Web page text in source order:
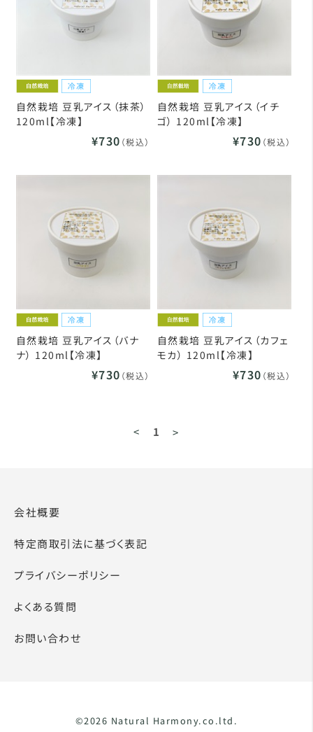
自然栽培 豆乳アイス（抹茶）
120ml【冷凍】
¥730 （税込）
自然栽培 豆乳アイス（イチ
ゴ） 120ml【冷凍】
¥730 （税込）
自然栽培 豆乳アイス（バナ
ナ） 120ml【冷凍】
¥730 （税込）
自然栽培 豆乳アイス（カフェ
モカ） 120ml【冷凍】
¥730 （税込）
< 1 >
会社概要
特定商取引法に基づく表記
プライバシーポリシー
よくある質問
お問い合わせ
©2026 Natural Harmony.co.ltd.